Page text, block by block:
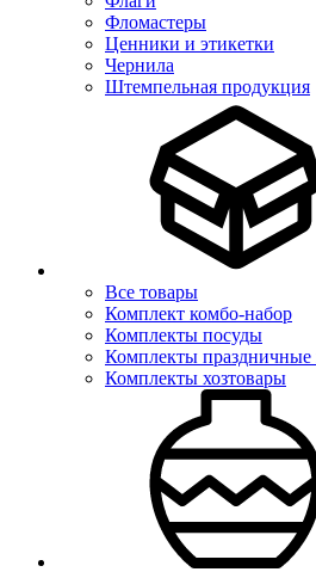
Фломастеры
Ценники и этикетки
Чернила
Штемпельная продукция
Все товары
Комплект комбо-набор
Комплекты посуды
Комплекты праздничные
Комплекты хозтовары